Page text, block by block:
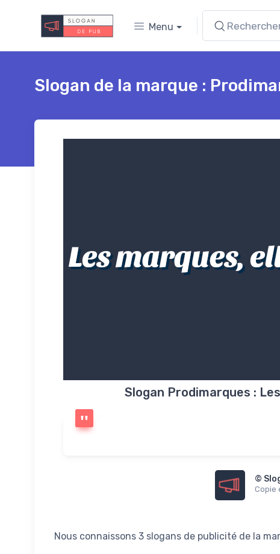
Menu
Slogan de la marque :
Les marques,
Slogan Prodimarques :
©
Copie
Nous connaissons 3 slogans de publicité de la